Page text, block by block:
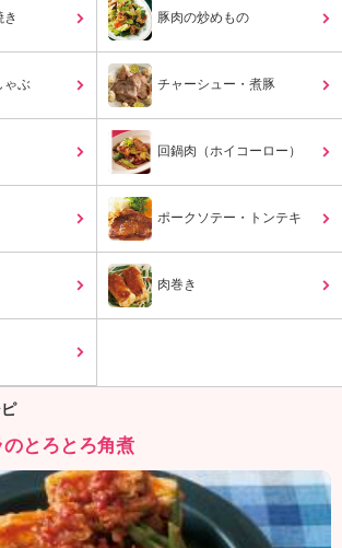
ョ
「
な
ょ
う
理
き 豚肉の炒めもの
ゃぶ チャーシュー・煮豚
回鍋肉（ホイコーロー）
ポークソテー・トンテキ
肉巻き
のとろとろ角煮